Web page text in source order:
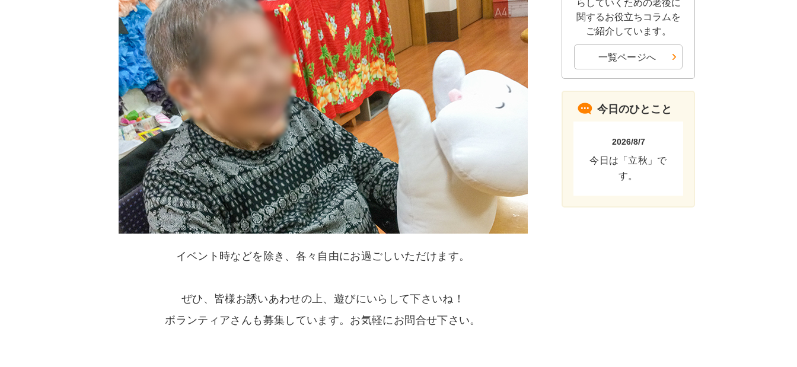
イベント時などを除き、各々自由にお過ごしいただけます。
ぜひ、皆様お誘いあわせの上、遊びにいらして下さいね！
ボランティアさんも募集しています。お気軽にお問合せ下さい。
らしていくための老後に
関するお役立ちコラムを
ご紹介しています。
一覧ページへ
今日のひとこと
2026/8/7
今日は「立秋」で
す。